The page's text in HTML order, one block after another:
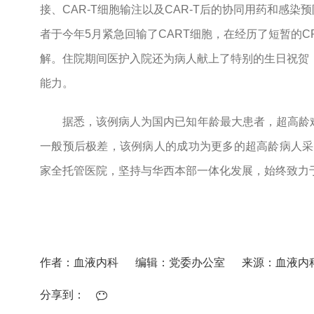
接、CAR-T细胞输注以及CAR-T后的协同用药和感染
者于今年5月紧急回输了CART细胞，在经历了短暂的
解。住院期间医护入院还为病人献上了特别的生日祝
能力。
据悉，该例病人为国内已知年龄最大患者，超高
一般预后极差，该例病人的成功为更多的超高龄病人
家全托管医院，坚持与华西本部一体化发展，始终致
作者：血液内科 编辑：党委办公室 来源：血液内
分享到：